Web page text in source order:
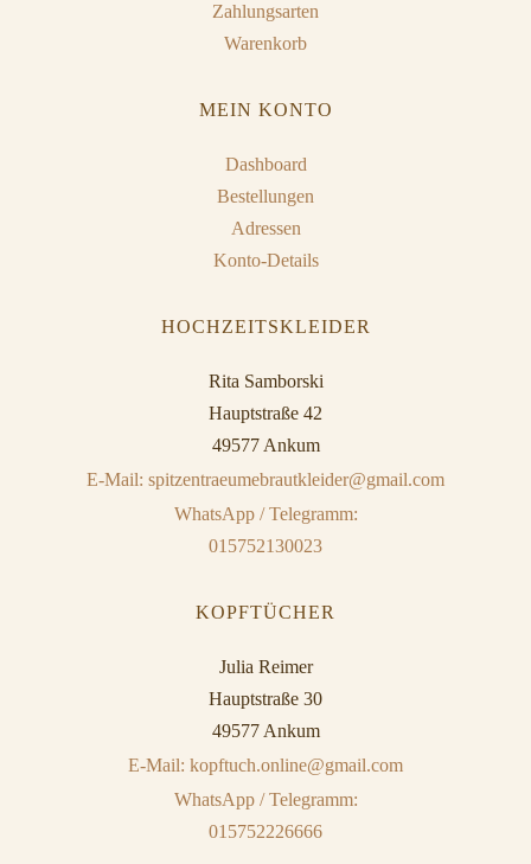
Zahlungsarten
Warenkorb
MEIN KONTO
Dashboard
Bestellungen
Adressen
Konto-Details
HOCHZEITSKLEIDER
Rita Samborski
Hauptstraße 42
49577 Ankum
E-Mail: spitzentraeumebrautkleider@gmail.com
WhatsApp / Telegramm:
015752130023
KOPFTÜCHER
Julia Reimer
Hauptstraße 30
49577 Ankum
E-Mail: kopftuch.online@gmail.com
WhatsApp / Telegramm:
015752226666